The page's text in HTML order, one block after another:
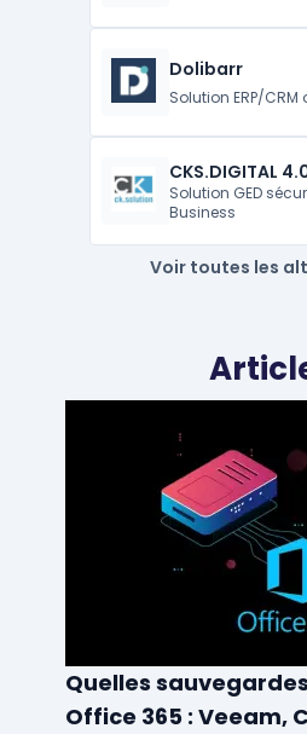
Dolibarr
Solution ERP/
CKS.DIGITAL
Solution GED
Business
Voir toutes les
Quelles
Office 365 : Veeam,